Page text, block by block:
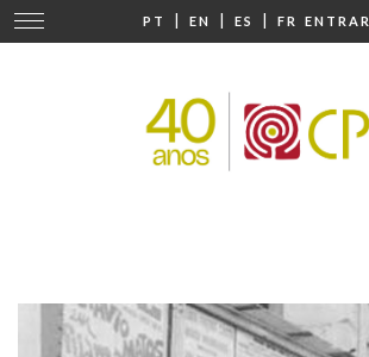
PT | EN | ES | FR ENTRAR
Mudar
navegação